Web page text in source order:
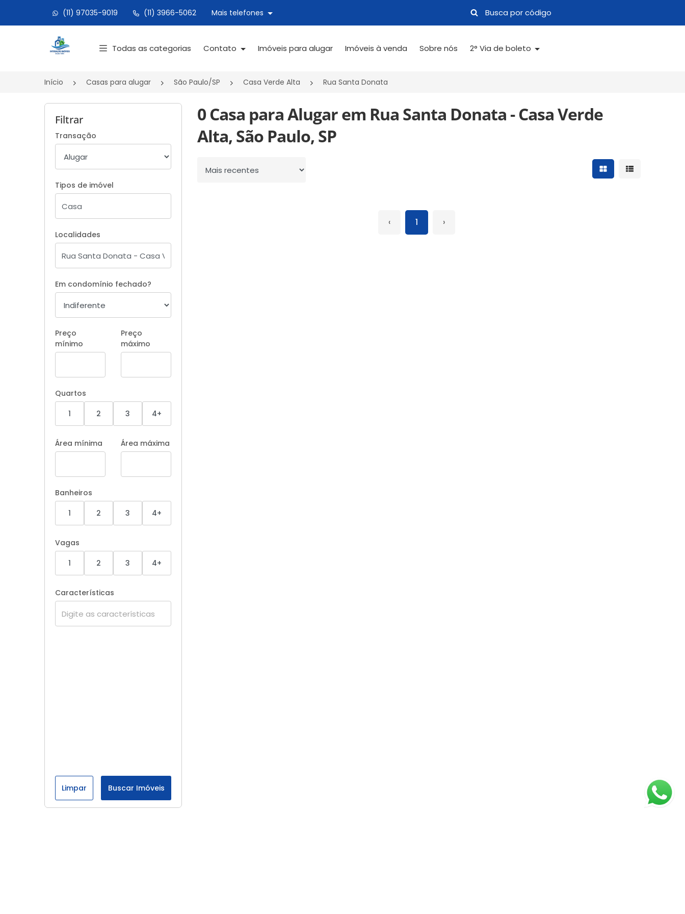
(11) 97035-9019 (11) 3966-5062 Mais telefones
Página inicial
Todas as categorias Contato Imóveis para alugar Imóveis à venda Sobre nós 2° Via de boleto
Início Casas para alugar São Paulo/SP Casa Verde Alta Rua Santa Donata
Filtrar
Transação
Tipos de imóvel
Localidades
Em condomínio fechado?
Preço
mínimo
Preço
máximo
Quartos
1
2 3 4+
Área mínima Área máxima
Banheiros
1
2 3 4+
Vagas
1
2 3 4+
Características
Limpar Buscar Imóveis
0 Casa para Alugar em Rua Santa Donata - Casa Verde
Alta, São Paulo, SP
Ordenar por Mostrar resultados
Mostrar
‹ 1 ›